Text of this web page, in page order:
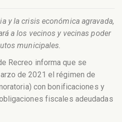
y la crisis económica agravada,
a los vecinos y vecinas poder
municipales.
Recreo informa que se
de 2021 el régimen de
con bonificaciones y
fiscales adeudadas